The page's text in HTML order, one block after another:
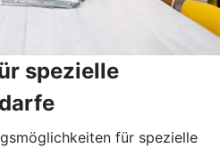
spezielle
für spezielle